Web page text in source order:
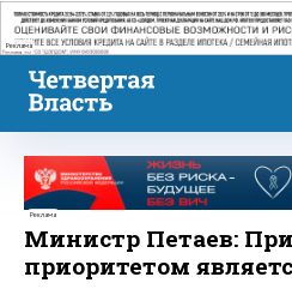
Реклама
Реклама
Министр Петаев:
приоритетом